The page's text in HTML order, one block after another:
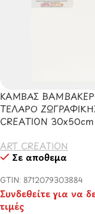
ΚΑΜΒΑΣ
ΤΕΛΑΡΟ
CREATION 30x50cm
ART CREATION
Σε απόθεμα
GTIN: 8712079303884
Συνδεθείτε για να
τιμές